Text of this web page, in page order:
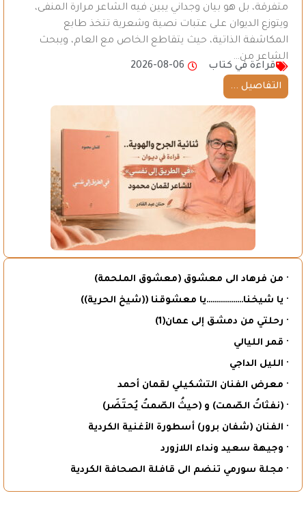
متفرقة، بل هو بيان وجداني يبين فيه الشاعر مرارة المنفى،
ويتوزع الديوان على عتبات نصية وشعرية تتخذ طابع
المكاشفة الذاتية، حيث يتقاطع الخاص مع العام، ويبحث
الشاعر من…
قراءة في كتاب
2026-08-06
التفاصيل ...
· من فرهاد الى معشوق (معشوق الملحمة)
· يا شيخنا………………يا معشوقنا ((شيخ الحرية))
· رحلتي من دمشق إلى عمان(1)
· قمر الليالي
· الليل الداجي
· معرض الفنان التشكيلي لقمان أحمد
· (نفثاتُ الصّمت) و (حيثُ الصّمتُ يُحتَضَر)
· الفنان (شفان برور) أسطورة الأغنية الكردية
· وجيهة سعيد ونداء اللازورد
· مجلة سورمي تنضم الى قافلة الصحافة الكردية